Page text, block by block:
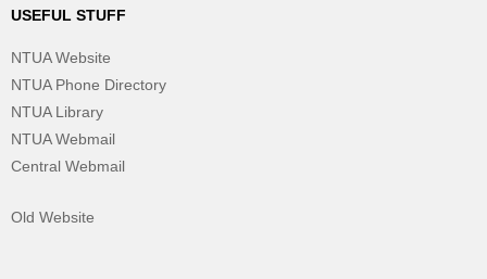
USEFUL STUFF
NTUA Website
NTUA Phone Directory
NTUA Library
NTUA Webmail
Central Webmail
Old Website